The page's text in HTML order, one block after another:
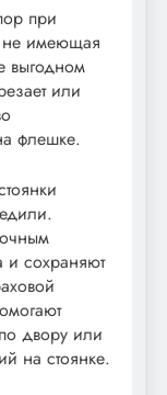
при
не имеющая
выгодном
или
флешке.
и сохраняют
двору или
на стоянке.